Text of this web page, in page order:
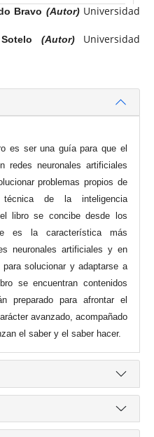
Bravo (Autor) Universidad
(Autor)
Universidad
es ser una guía para que el
redes neuronales artificiales
problemas propios de
de la inteligencia
libro se concibe desde los
es la característica más
neuronales artificiales y en
solucionar y adaptarse a
se encuentran contenidos
preparado para afrontar el
avanzado, acompañado
el saber y el saber hacer.